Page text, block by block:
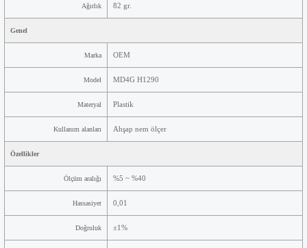
Ağırlık 82 gr.
Genel
Marka OEM
Model MD4G H1290
Materyal Plastik
Kullanım alanları Ahşap nem ölçer
Özellikler
Ölçüm aralığı %5 ~ %40
Hassasiyet 0,01
Doğruluk ±1%